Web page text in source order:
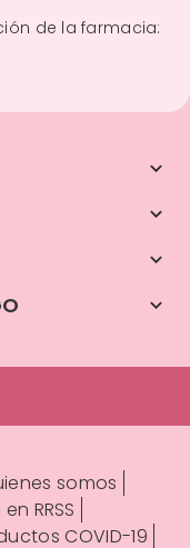
de la farmacia:




somos
RRSS
COVID-19